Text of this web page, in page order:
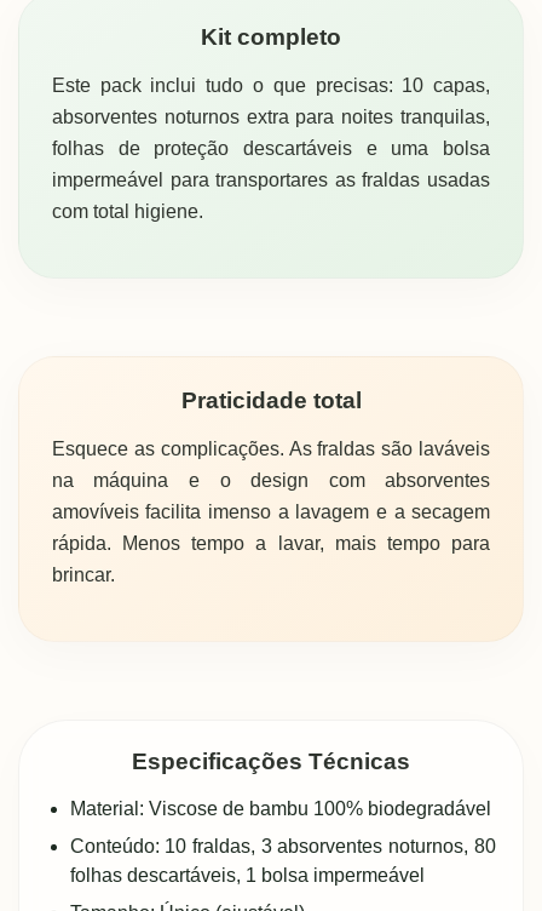
Kit completo
Este pack inclui tudo o que precisas: 10 capas,
absorventes noturnos extra para noites tranquilas,
folhas de proteção descartáveis e uma bolsa
impermeável para transportares as fraldas usadas
com total higiene.
Praticidade total
Esquece as complicações. As fraldas são laváveis
na máquina e o design com absorventes
amovíveis facilita imenso a lavagem e a secagem
rápida. Menos tempo a lavar, mais tempo para
brincar.
Especificações Técnicas
Material: Viscose de bambu 100% biodegradável
Conteúdo: 10 fraldas, 3 absorventes noturnos, 80
folhas descartáveis, 1 bolsa impermeável